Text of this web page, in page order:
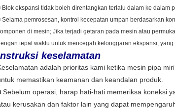
Blok ekspansi tidak boleh direntangkan terlalu dalam ke dalam
Selama pemrosesan, kontrol kecepatan umpan berdasarkan
di mesin; Jika terjadi getaran pada mesin atau
tepat waktu untuk mencegah kelonggaran ekspansi,
keselamatan
adalah prioritas kami ketika mesin pipa
memastikan keamanan dan keandalan produk.
Sebelum operasi, harap hati-hati memeriksa koneksi
kerusakan dan faktor lain yang dapat